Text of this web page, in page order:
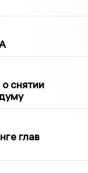
снятии
глав